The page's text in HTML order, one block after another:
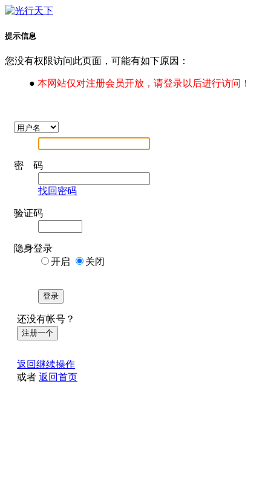
提示信息
您没有权限访问此页面，可能有如下原因：
● 本网站仅对注册会员开放，请登录以后进行访问！
密 码
找回密码
验证码
隐身登录
开启
关闭
登录
还没有帐号？
注册一个
返回继续操作
或者 返回首页